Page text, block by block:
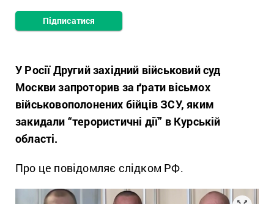
Підписатися
У Росії Другий західний військовий суд
Москви запроторив за ґрати вісьмох
військовополонених бійців ЗСУ, яким
закидали “терористичні дії” в Курській
області.
Про це повідомляє слідком РФ.